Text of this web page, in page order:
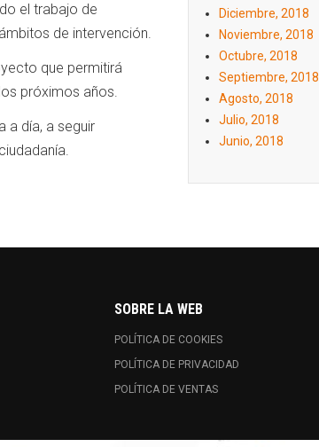
el trabajo de
de intervención.
que permitirá
próximos años.
a día, a seguir
Diciembre, 2018
Noviembre, 2018
Octubre, 2018
Septiembre, 2018
Agosto, 2018
Julio, 2018
Junio, 2018
SOBRE LA WEB
POLÍTICA DE COOKIES
POLÍTICA DE PRIVACIDAD
POLÍTICA DE VENTAS